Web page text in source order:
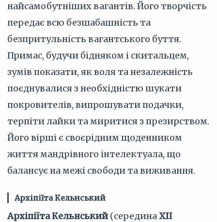
найсамобутніших вагантів. Його творчість
передає всю безшабашність та
безпритульність вагантського буття.
Примас, будучи бідняком і скитальцем,
зумів показати, як воля та незалежність
поєднувалися з необхідністю шукати
покровителів, випрошувати подачки,
терпіти лайки та миритися з презирством.
Його вірші є своєрідним щоденником
життя мандрівного інтелектуала, що
балансує на межі свободи та виживання.
Архіпіїта Кельнський
Архіпіїта Кельнський(серединаXII